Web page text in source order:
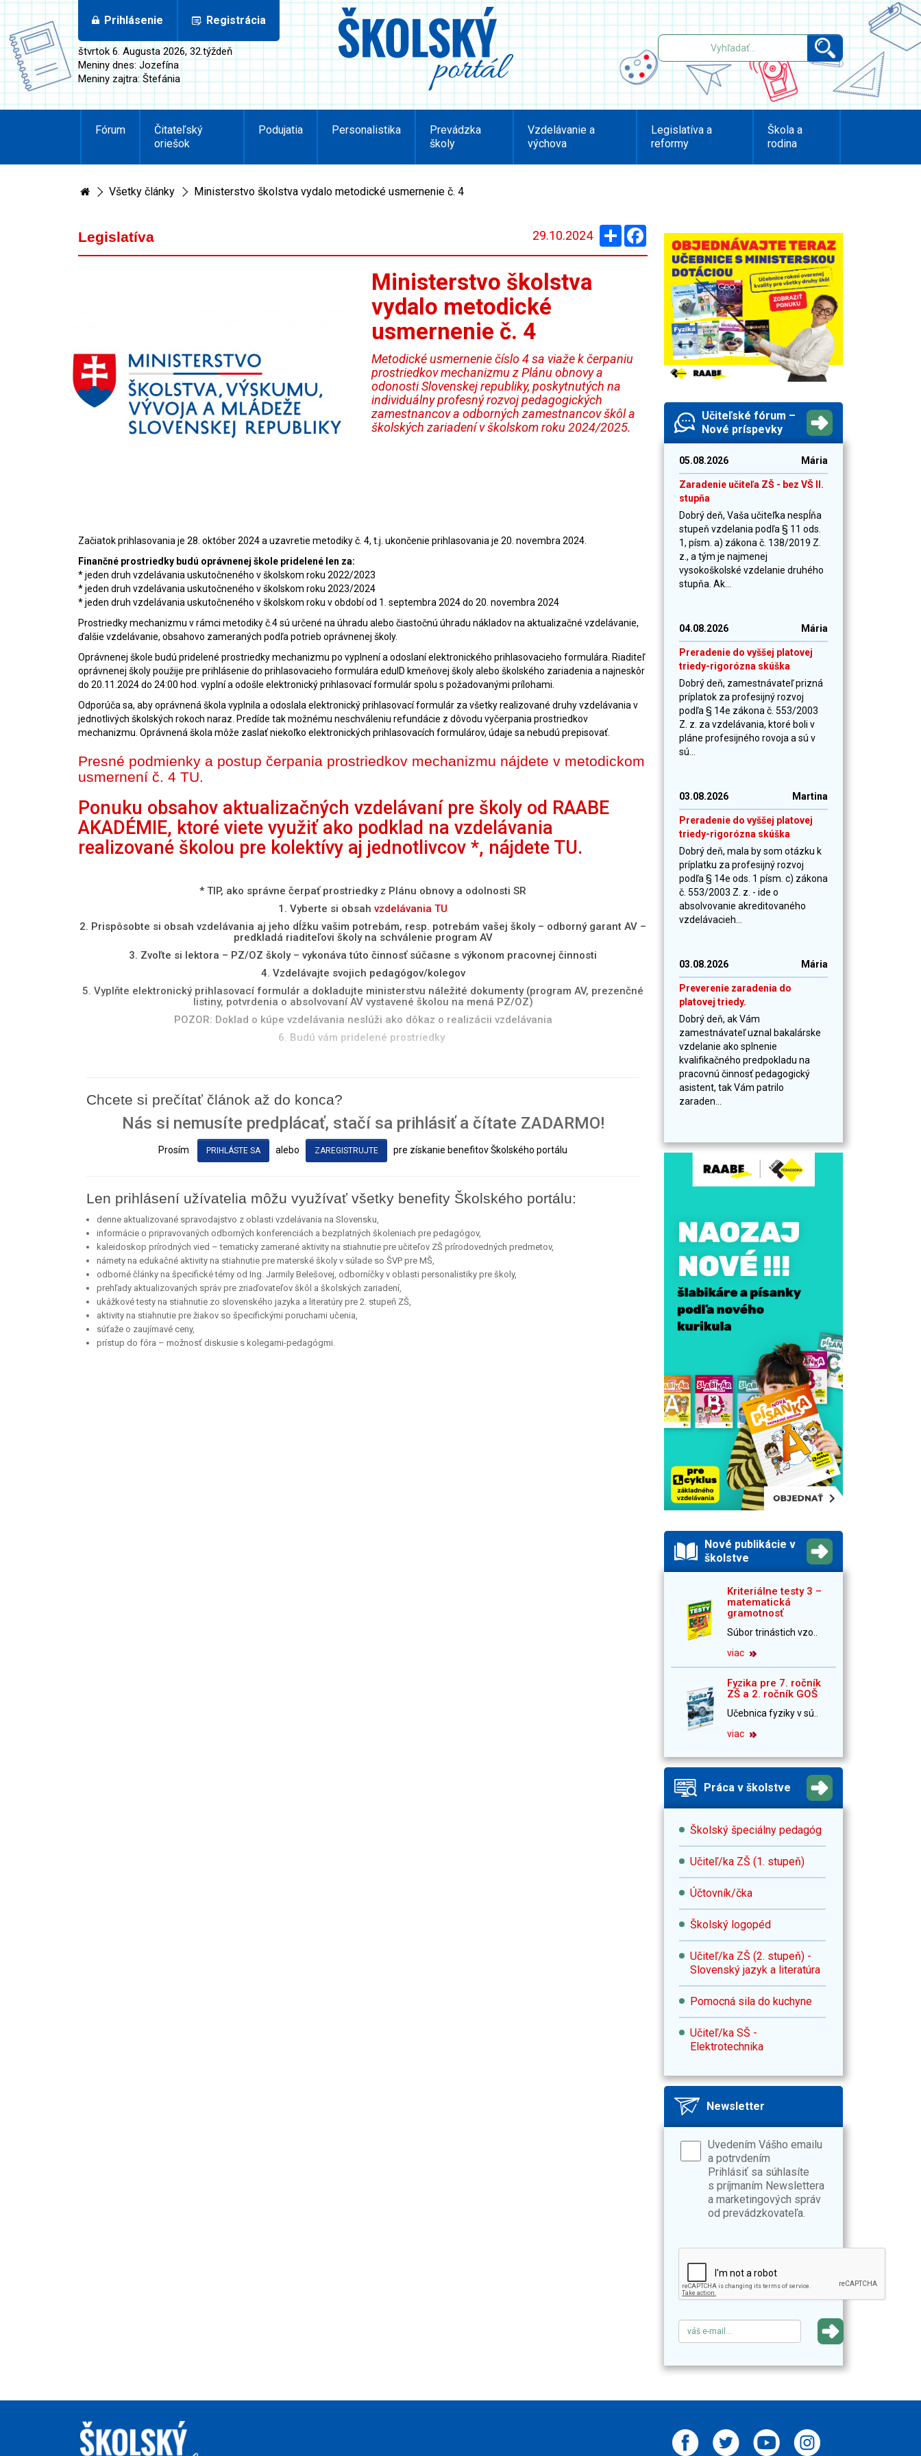
Prihlásenie Registrácia
štvrtok 6. Augusta 2026, 32.týždeň
Meniny dnes: Jozefína
Meniny zajtra: Štefánia
Fórum
Čitateľský
oriešok
Podujatia Personalistika
Prevádzka
školy
Vzdelávanie a
výchova
Legislatíva a
reformy
Škola a
rodina
Všetky články Ministerstvo školstva vydalo metodické usmernenie č. 4
Legislatíva 29.10.2024 Zdieľaj
Ministerstvo školstva
vydalo metodické
usmernenie č. 4
Metodické usmernenie číslo 4 sa viaže k čerpaniu
prostriedkov mechanizmu z Plánu obnovy a
odonosti Slovenskej republiky, poskytnutých na
individuálny profesný rozvoj pedagogických
zamestnancov a odborných zamestnancov škôl a
školských zariadení v školskom roku 2024/2025.
Začiatok prihlasovania je 28. október 2024 a uzavretie metodiky č. 4, t.j. ukončenie prihlasovania je 20. novembra 2024.
Finančné prostriedky budú oprávnenej škole pridelené len za:
* jeden druh vzdelávania uskutočneného v školskom roku 2022/2023
* jeden druh vzdelávania uskutočneného v školskom roku 2023/2024
* jeden druh vzdelávania uskutočneného v školskom roku v období od 1. septembra 2024 do 20. novembra 2024
Prostriedky mechanizmu v rámci metodiky č.4 sú určené na úhradu alebo čiastočnú úhradu nákladov na aktualizačné vzdelávanie,
ďalšie vzdelávanie, obsahovo zameraných podľa potrieb oprávnenej školy.
Oprávnenej škole budú pridelené prostriedky mechanizmu po vyplnení a odoslaní elektronického prihlasovacieho formulára. Riaditeľ
oprávnenej školy použije pre prihlásenie do prihlasovacieho formulára eduID kmeňovej školy alebo školského zariadenia a najneskôr
do 20.11.2024 do 24:00 hod. vyplní a odošle elektronický prihlasovací formulár spolu s požadovanými prílohami.
Odporúča sa, aby oprávnená škola vyplnila a odoslala elektronický prihlasovací formulár za všetky realizované druhy vzdelávania v
jednotlivých školských rokoch naraz. Predíde tak možnému neschváleniu refundácie z dôvodu vyčerpania prostriedkov
mechanizmu. Oprávnená škola môže zaslať niekoľko elektronických prihlasovacích formulárov, údaje sa nebudú prepisovať.
Presné podmienky a postup čerpania prostriedkov mechanizmu nájdete v metodickom
usmernení č. 4 TU.
Ponuku obsahov aktualizačných vzdelávaní pre školy od RAABE
AKADÉMIE, ktoré viete využiť ako podklad na vzdelávania
realizované školou pre kolektívy aj jednotlivcov *, nájdete TU.
* TIP, ako správne čerpať prostriedky z Plánu obnovy a odolnosti SR
1. Vyberte si obsah vzdelávania TU
2. Prispôsobte si obsah vzdelávania aj jeho dĺžku vašim potrebám, resp. potrebám vašej školy – odborný garant AV –
predkladá riaditeľovi školy na schválenie program AV
3. Zvoľte si lektora – PZ/OZ školy – vykonáva túto činnosť súčasne s výkonom pracovnej činnosti
4. Vzdelávajte svojich pedagógov/kolegov
5. Vyplňte elektronický prihlasovací formulár a dokladujte ministerstvu náležité dokumenty (program AV, prezenčné
listiny, potvrdenia o absolvovaní AV vystavené školou na mená PZ/OZ)
POZOR: Doklad o kúpe vzdelávania neslúži ako dôkaz o realizácii vzdelávania
6. Budú vám pridelené prostriedky
Chcete si prečítať článok až do konca?
Nás si nemusíte predplácať, stačí sa prihlásiť a čítate ZADARMO!
Prosím PRIHLÁSTE SA alebo ZAREGISTRUJTE pre získanie benefitov Školského portálu
Len prihlásení užívatelia môžu využívať všetky benefity Školského portálu:
denne aktualizované spravodajstvo z oblasti vzdelávania na Slovensku,
informácie o pripravovaných odborných konferenciách a bezplatných školeniach pre pedagógov,
kaleidoskop prírodných vied – tematicky zamerané aktivity na stiahnutie pre učiteľov ZŠ prírodovedných predmetov,
námety na edukačné aktivity na stiahnutie pre materské školy v súlade so ŠVP pre MŠ,
odborné články na špecifické témy od Ing. Jarmily Belešovej, odborníčky v oblasti personalistiky pre školy,
prehľady aktualizovaných správ pre zriaďovateľov škôl a školských zariadení,
ukážkové testy na stiahnutie zo slovenského jazyka a literatúry pre 2. stupeň ZŠ,
aktivity na stiahnutie pre žiakov so špecifickými poruchami učenia,
súťaže o zaujímavé ceny,
prístup do fóra – možnosť diskusie s kolegami-pedagógmi.
Učiteľské fórum –
Nové príspevky
05.08.2026 Mária
Zaradenie učiteľa ZŠ - bez VŠ II.
stupňa
Dobrý deň, Vaša učiteľka nespĺňa
stupeň vzdelania podľa § 11 ods.
1, písm. a) zákona č. 138/2019 Z.
z., a tým je najmenej
vysokoškolské vzdelanie druhého
stupňa. Ak...
04.08.2026 Mária
Preradenie do vyššej platovej
triedy-rigorózna skúška
Dobrý deň, zamestnávateľ prizná
príplatok za profesijný rozvoj
podľa § 14e zákona č. 553/2003
Z. z. za vzdelávania, ktoré boli v
pláne profesijného rovoja a sú v
sú...
03.08.2026 Martina
Preradenie do vyššej platovej
triedy-rigorózna skúška
Dobrý deň, mala by som otázku k
príplatku za profesijný rozvoj
podľa § 14e ods. 1 písm. c) zákona
č. 553/2003 Z. z. - ide o
absolvovanie akreditovaného
vzdelávacieh...
03.08.2026 Mária
Preverenie zaradenia do
platovej triedy.
Dobrý deň, ak Vám
zamestnávateľ uznal bakalárske
vzdelanie ako splnenie
kvalifikačného predpokladu na
pracovnú činnosť pedagogický
asistent, tak Vám patrilo
zaraden...
Nové publikácie v
školstve
Kriteriálne testy 3 –
matematická
gramotnosť
Súbor trinástich vzo..
viac
Fyzika pre 7. ročník
ZŠ a 2. ročník GOŠ
Učebnica fyziky v sú..
viac
Práca v školstve
Školský špeciálny pedagóg
Učiteľ/ka ZŠ (1. stupeň)
Účtovník/čka
Školský logopéd
Učiteľ/ka ZŠ (2. stupeň) -
Slovenský jazyk a literatúra
Pomocná sila do kuchyne
Učiteľ/ka SŠ -
Elektrotechnika
Newsletter
Uvedením Vášho emailu
a potrvdením
Prihlásiť sa súhlasíte
s príjmaním Newslettera
a marketingových správ
od prevádzkovateľa.